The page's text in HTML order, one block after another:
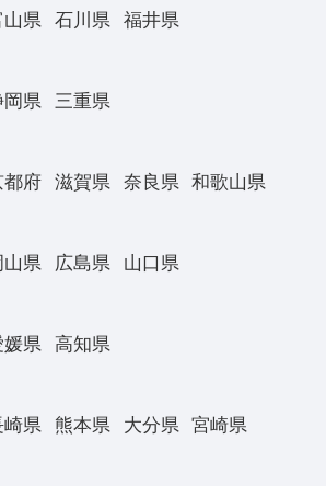
山県 石川県 福井県
岡県 三重県
都府 滋賀県 奈良県 和歌山県
山県 広島県 山口県
媛県 高知県
崎県 熊本県 大分県
宮崎県